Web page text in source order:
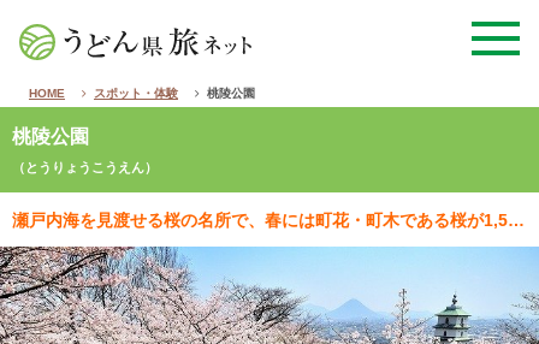
HOME スポット・体験 桃陵公園
桃陵公園
（とうりょうこうえん）
瀬戸内海を見渡せる桜の名所で、春には町花・町木である桜が1,500本咲きほこり、多くの花見客で賑わい…